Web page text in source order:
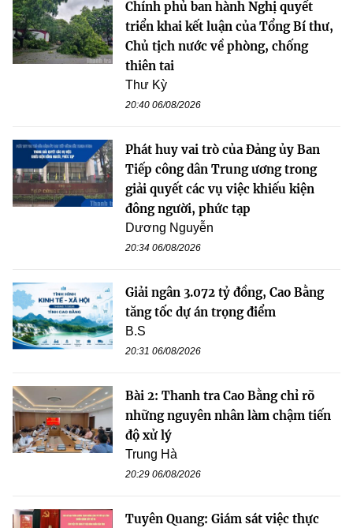
Chính phủ ban hành Nghị quyết
triển khai kết luận của Tổng Bí thư,
Chủ tịch nước về phòng, chống
thiên tai
Thư Kỳ
20:40 06/08/2026
Phát huy vai trò của Đảng ủy Ban
Tiếp công dân Trung ương trong
giải quyết các vụ việc khiếu kiện
đông người, phức tạp
Dương Nguyễn
20:34 06/08/2026
Giải ngân 3.072 tỷ đồng, Cao Bằng
tăng tốc dự án trọng điểm
B.S
20:31 06/08/2026
Bài 2: Thanh tra Cao Bằng chỉ rõ
những nguyên nhân làm chậm tiến
độ xử lý
Trung Hà
20:29 06/08/2026
Tuyên Quang: Giám sát việc thực